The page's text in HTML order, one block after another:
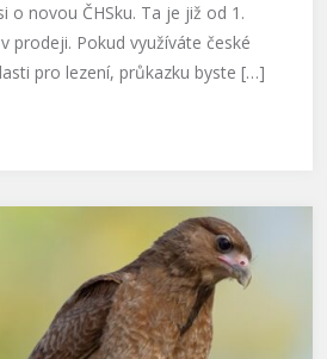
o novou ČHSku. Ta je již od 1.
prodeji. Pokud využíváte české
pro lezení, průkazku byste […]